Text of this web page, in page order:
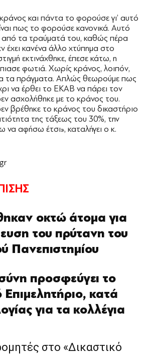
κράνος και πάντα το φορούσε γι’ αυτό
πως το φορούσε κανονικά. Αυτό
από τα τραύματά του, καθώς πέρα
έχει κανένα άλλο χτύπημα στο
εκτινάχθηκε, έπεσε κάτω, η
φωτιά. Χωρίς κράνος, λοιπόν,
τα πράγματα. Απλώς θεωρούμε πως
να έρθει το ΕΚΑΒ να πάρει τον
ασχολήθηκε με το κράνος του.
βρέθηκε το κράνος του δικαστήριο
της τάξεως του 30%, την
να αφήσω έτσι», καταλήγει ο κ.
οκτώ άτομα για
του πρύτανη του
Πανεπιστημίου
προσφεύγει το
Επιμελητήριο, κατά
για τα κολλέγια
στο «Δικαστικό